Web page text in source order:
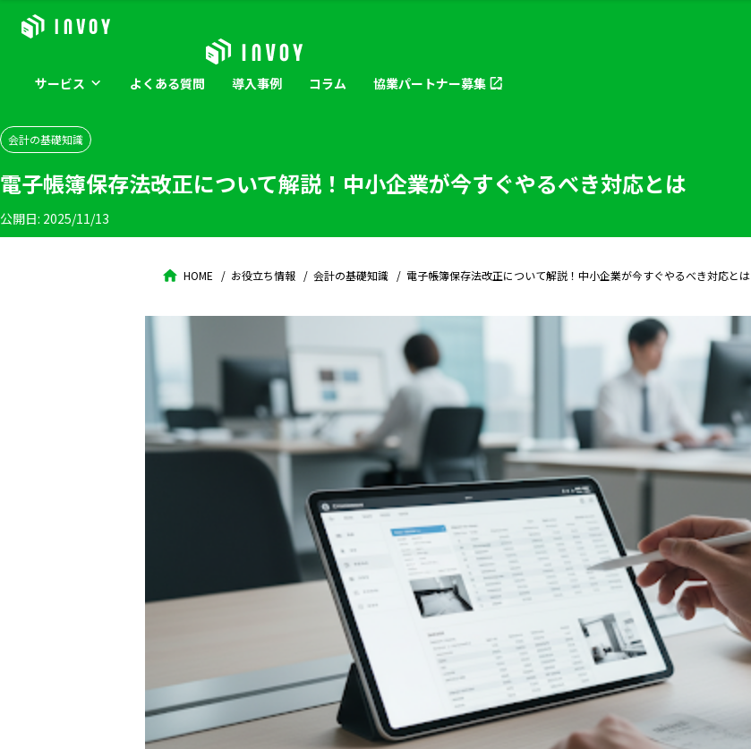
サービス よくある質問 導入事例 コラム 協業パートナー募集
会計の基礎知識
電子帳簿保存法改正について解説！中小企業が今すぐやるべき対応とは
公開日: 2025/11/13
HOME お役立ち情報 会計の基礎知識 電子帳簿保存法改正について解説！中小企業が今すぐやるべき対応とは